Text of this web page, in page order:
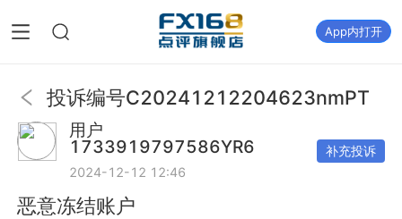
App内打开
投诉编号C20241212204623nmPT
用户
1733919797586YR6
2024-12-12 12:46
补充投诉
恶意冻结账户